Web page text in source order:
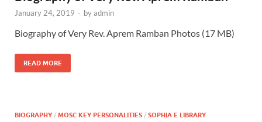
January 24, 2019 - byadmin
Biography of Very Rev. Aprem Ramban Photos (17 MB)
READ MORE
BIOGRAPHY / MOSC KEY PERSONALITIES / SOPHIA E LIBRARY